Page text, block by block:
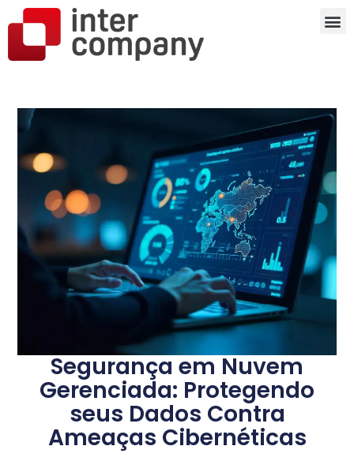
Segurança em Nuvem
Gerenciada: Protegendo
seus Dados Contra
Ameaças Cibernéticas